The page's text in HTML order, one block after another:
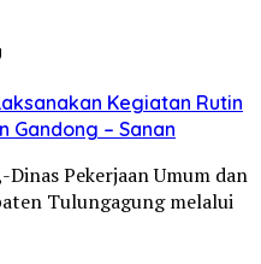
Kegiatan Rutin
Gandong – Sanan
Pekerjaan Umum dan
Tulungagung melalui